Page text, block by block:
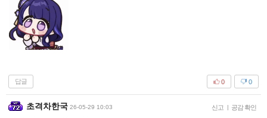
답글 0
0
초격차한국 26-05-29 10:03 신고 | 공감 확인